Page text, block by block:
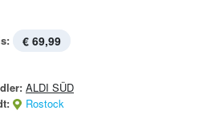
€ 69,99
ALDI SÜD
Rostock